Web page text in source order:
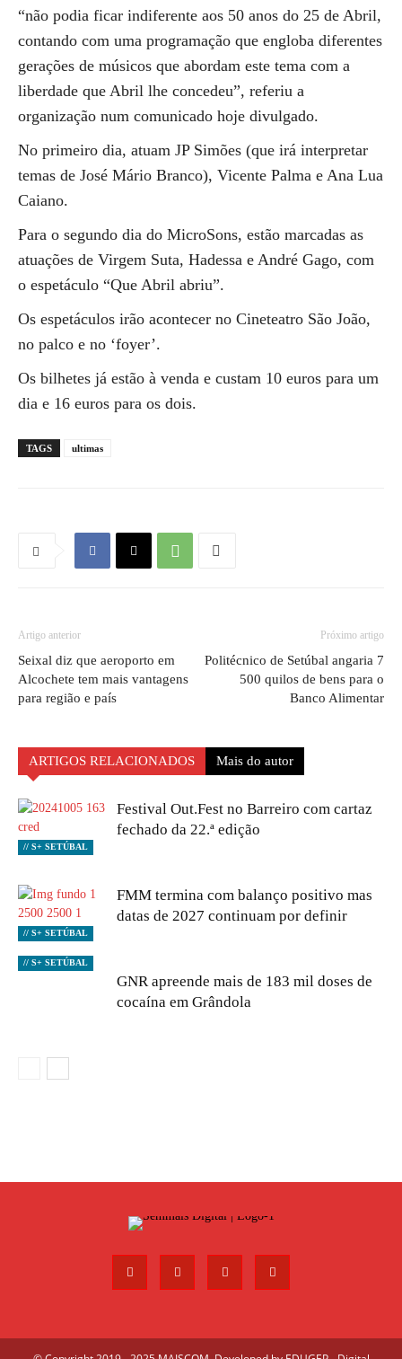
“não podia ficar indiferente aos 50 anos do 25 de Abril,
contando com uma programação que engloba diferentes
gerações de músicos que abordam este tema com a
liberdade que Abril lhe concedeu”, referiu a
organização num comunicado hoje divulgado.
No primeiro dia, atuam JP Simões (que irá interpretar
temas de José Mário Branco), Vicente Palma e Ana Lua
Caiano.
Para o segundo dia do MicroSons, estão marcadas as
atuações de Virgem Suta, Hadessa e André Gago, com
o espetáculo “Que Abril abriu”.
Os espetáculos irão acontecer no Cineteatro São João,
no palco e no ‘foyer’.
Os bilhetes já estão à venda e custam 10 euros para um
dia e 16 euros para os dois.
TAGS ultimas
Artigo anterior
Seixal diz que aeroporto em
Alcochete tem mais vantagens
para região e país
Próximo artigo
Politécnico de Setúbal angaria 7
500 quilos de bens para o
Banco Alimentar
ARTIGOS RELACIONADOS Mais do autor
// S+ SETÚBAL
Festival Out.Fest no Barreiro com cartaz
fechado da 22.ª edição
// S+ SETÚBAL
FMM termina com balanço positivo mas
datas de 2027 continuam por definir
// S+ SETÚBAL
GNR apreende mais de 183 mil doses de
cocaína em Grândola